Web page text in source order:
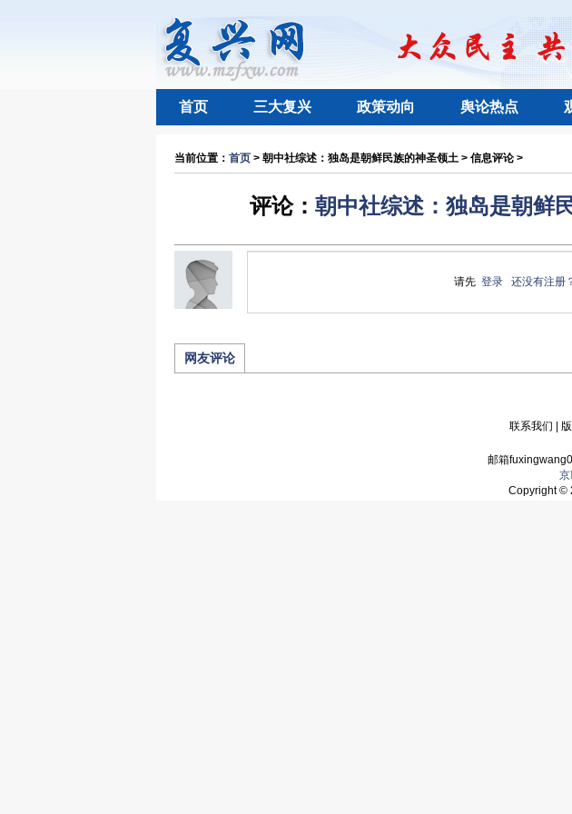
首页 三大复兴 政策动向 舆论热点
当前位置： 首页 > 朝中社综述：独岛是朝鲜民族的神圣领土 > 信息评论 >
评论： 朝中社综述：独岛是朝鲜
请先 登录 还没有注册
网友评论
联系我们
邮箱
京
Copyright ©